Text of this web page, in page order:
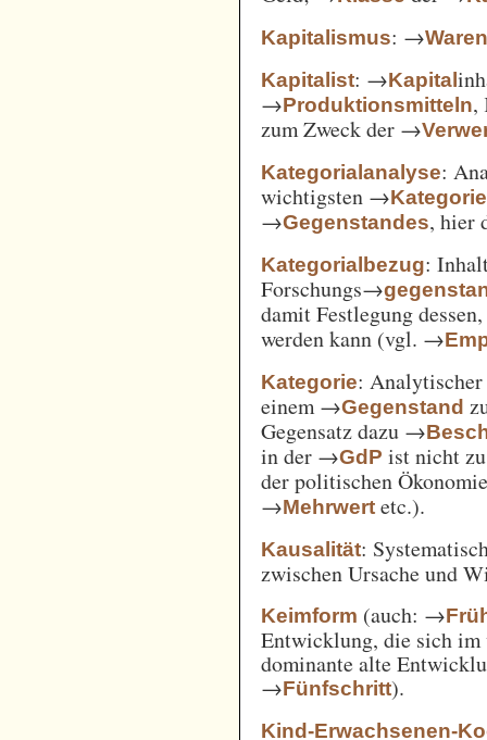
Kapitalismus: →
Kapitalist: →Kapital
→Produktionsmitteln,
zum Zweck der →
Kategorialanalyse:
wichtigsten →
→Gegenstandes, hier
Kategorialbezug:
Forschungs→
damit Festlegung
werden kann (vgl. →
Kategorie:
einem →Gegenstand
Gegensatz dazu →
in der →GdP ist nicht
der politischen
→Mehrwert etc.).
Kausalität:
zwischen Ursache und
Keimform (auch: →
Entwicklung, die sich im
dominante alte
→Fünfschritt).
Kind-Erwachsenen-